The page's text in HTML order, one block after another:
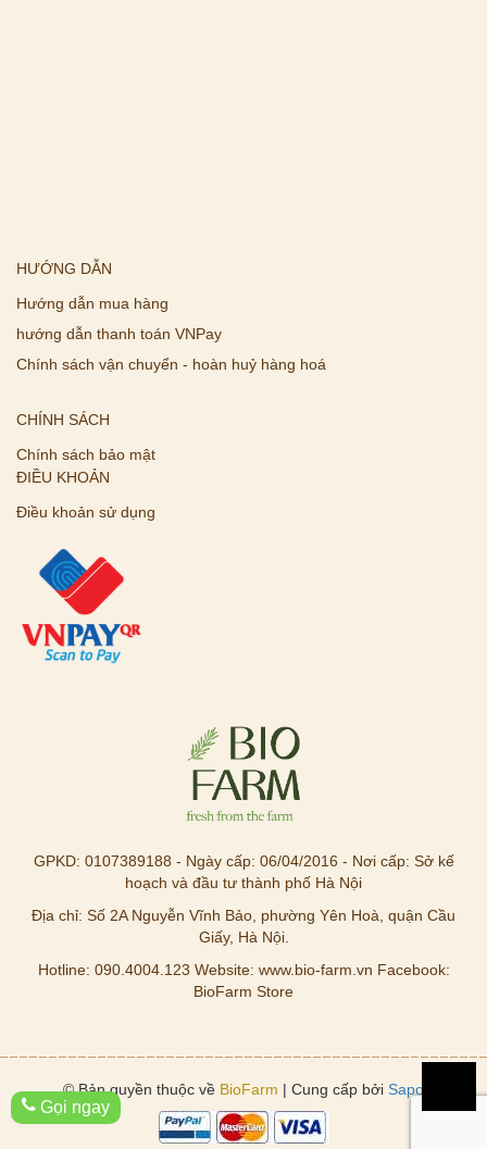
HƯỚNG DẪN
Hướng dẫn mua hàng
hướng dẫn thanh toán VNPay
Chính sách vận chuyển - hoàn huỷ hàng hoá
CHÍNH SÁCH
Chính sách bảo mật
ĐIỀU KHOẢN
Điều khoản sử dụng
GPKD: 0107389188 - Ngày cấp: 06/04/2016 - Nơi cấp: Sở kế
hoạch và đầu tư thành phố Hà Nội
Địa chỉ: Số 2A Nguyễn Vĩnh Bảo, phường Yên Hoà, quận Cầu
Giấy, Hà Nội.
Hotline: 090.4004.123 Website: www.bio-farm.vn Facebook:
BioFarm Store
© Bản quyền thuộc về BioFarm | Cung cấp bởi Sapo
Gọi ngay